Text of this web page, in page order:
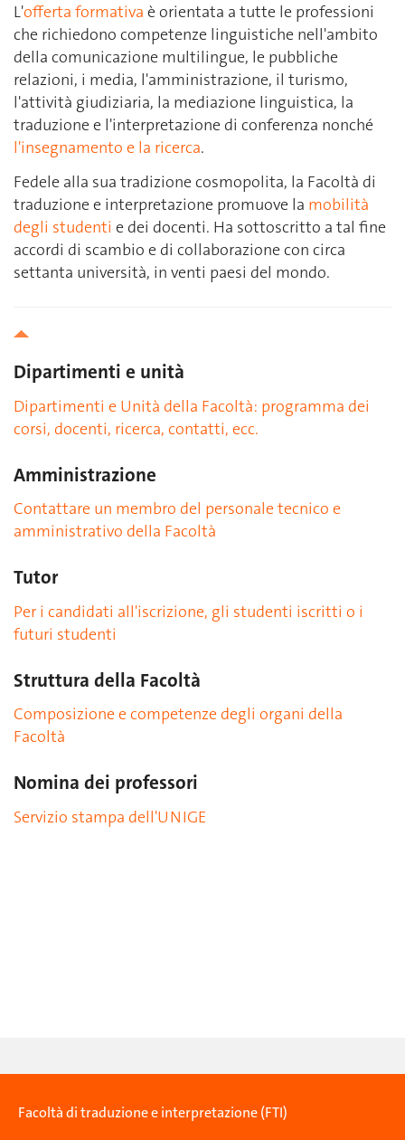
L'offerta formativa è orientata a tutte le professioni
che richiedono competenze linguistiche nell'ambito
della comunicazione multilingue, le pubbliche
relazioni, i media, l'amministrazione, il turismo,
l'attività giudiziaria, la mediazione linguistica, la
traduzione e l'interpretazione di conferenza nonché
l'insegnamento e la ricerca.
Fedele alla sua tradizione cosmopolita, la Facoltà di
traduzione e interpretazione promuove la mobilità
degli studenti e dei docenti. Ha sottoscritto a tal fine
accordi di scambio e di collaborazione con circa
settanta università, in venti paesi del mondo.
Dipartimenti e unità
Dipartimenti e Unità della Facoltà: programma dei
corsi, docenti, ricerca, contatti, ecc.
Amministrazione
Contattare un membro del personale tecnico e
amministrativo della Facoltà
Tutor
Per i candidati all'iscrizione, gli studenti iscritti o i
futuri studenti
Struttura della Facoltà
Composizione e competenze degli organi della
Facoltà
Nomina dei professori
Servizio stampa dell'UNIGE
Facoltà di traduzione e interpretazione (FTI)